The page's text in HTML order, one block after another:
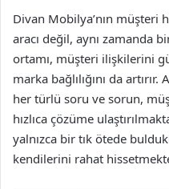
Divan Mobilya’nın müşteri
aracı değil, aynı zamanda
ortamı, müşteri ilişkilerini
marka bağlılığını da artırır.
her türlü soru ve sorun,
hızlıca çözüme
yalnızca bir tık ötede
kendilerini rahat